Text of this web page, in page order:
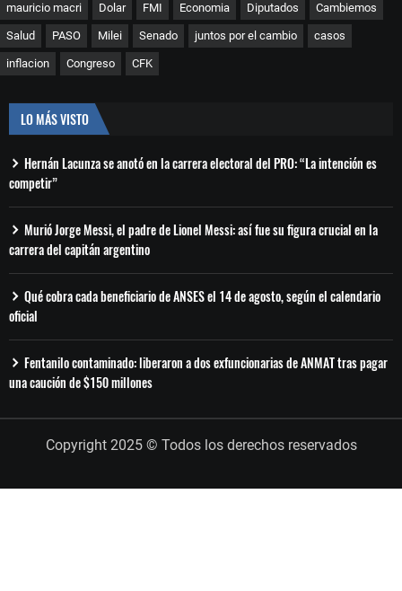
mauricio macri Dolar FMI Economia Diputados Cambiemos
Salud PASO Milei Senado juntos por el cambio casos
inflacion Congreso CFK
LO MÁS VISTO
Hernán Lacunza se anotó en la carrera electoral del PRO: “La intención es
competir”
Murió Jorge Messi, el padre de Lionel Messi: así fue su figura crucial en la
carrera del capitán argentino
Qué cobra cada beneficiario de ANSES el 14 de agosto, según el calendario
oficial
Fentanilo contaminado: liberaron a dos exfuncionarias de ANMAT tras pagar
una caución de $150 millones
Copyright 2025 © Todos los derechos reservados